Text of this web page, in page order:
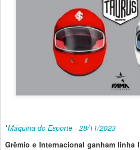
*Máquina do Esporte - 28/11/2023
Grêmio e Internacional ganham linha